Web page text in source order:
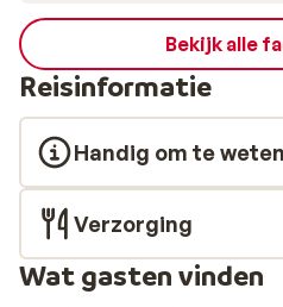
Bekijk alle
Reisinformatie
Handig om te weten
Verzorging
Wat gasten vinden